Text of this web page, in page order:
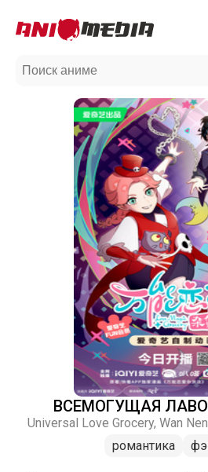
ВСЕМОГУЩАЯ
Universal Love Grocery, Wan
романтика